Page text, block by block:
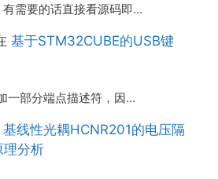
需要的话直接看源码即…
基于STM32CUBE的USB键
一部分端点描述符，因…
基线性光耦HCNR201的电压隔
理分析